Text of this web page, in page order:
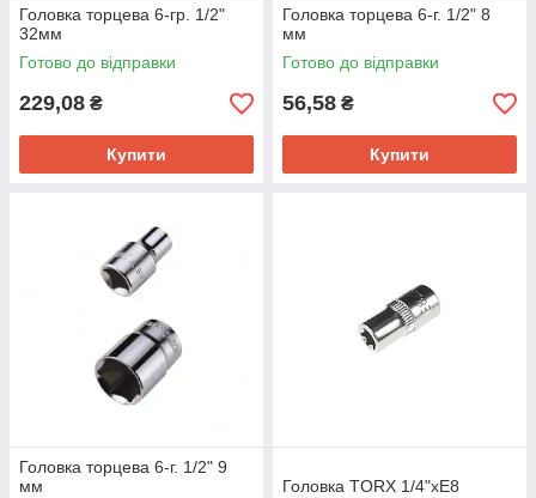
Головка торцева 6-гр. 1/2"
32мм
Готово до відправки
229,08 ₴
Купити
Головка торцева 6-г. 1/2" 8
мм
Готово до відправки
56,58 ₴
Купити
Головка торцева 6-г. 1/2" 9
мм
Головка TORX 1/4"хЕ8